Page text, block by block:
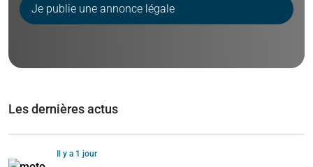
Je publie une annonce légale
Les dernières actus
Il y a 1 jour